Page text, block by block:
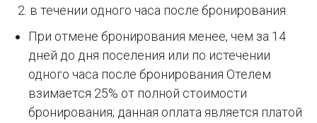
в течении одного часа после бронирования.
При отмене бронирования менее, чем за 14
дней до дня поселения или по истечении
одного часа после бронирования Отелем
взимается 25% от полной стоимости
бронирования; данная оплата является платой